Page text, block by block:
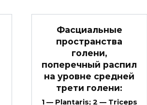
Фасциальные
пространства
голени,
поперечный распил
на уровне средней
трети голени:
1 — Plantaris; 2 — Triceps